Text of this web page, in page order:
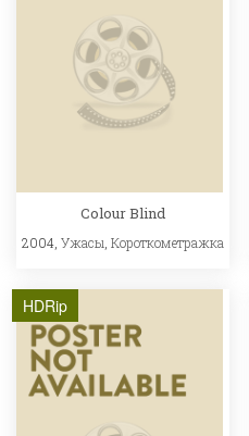
Colour Blind
2004, Ужасы Короткометражка
HDRip